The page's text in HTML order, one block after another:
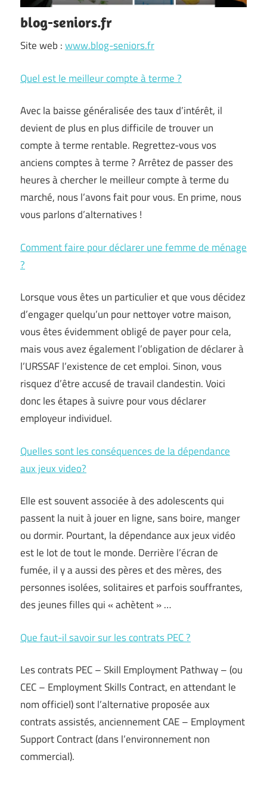
blog-seniors.fr
Site web :www.blog-seniors.fr
Quel est le meilleur compte à terme ?
Avec la baisse généralisée des taux d’intérêt, il
devient de plus en plus difficile de trouver un
compte à terme rentable. Regrettez-vous vos
anciens comptes à terme ? Arrêtez de passer des
heures à chercher le meilleur compte à terme du
marché, nous l’avons fait pour vous. En prime, nous
vous parlons d’alternatives !
Comment faire pour déclarer une femme de ménage
?
Lorsque vous êtes un particulier et que vous décidez
d’engager quelqu’un pour nettoyer votre maison,
vous êtes évidemment obligé de payer pour cela,
mais vous avez également l’obligation de déclarer à
l’URSSAF l’existence de cet emploi. Sinon, vous
risquez d’être accusé de travail clandestin. Voici
donc les étapes à suivre pour vous déclarer
employeur individuel.
Quelles sont les conséquences de la dépendance
aux jeux video?
Elle est souvent associée à des adolescents qui
passent la nuit à jouer en ligne, sans boire, manger
ou dormir. Pourtant, la dépendance aux jeux vidéo
est le lot de tout le monde. Derrière l’écran de
fumée, il y a aussi des pères et des mères, des
personnes isolées, solitaires et parfois souffrantes,
des jeunes filles qui « achètent » …
Que faut-il savoir sur les contrats PEC ?
Les contrats PEC – Skill Employment Pathway – (ou
CEC – Employment Skills Contract, en attendant le
nom officiel) sont l’alternative proposée aux
contrats assistés, anciennement CAE – Employment
Support Contract (dans l’environnement non
commercial).